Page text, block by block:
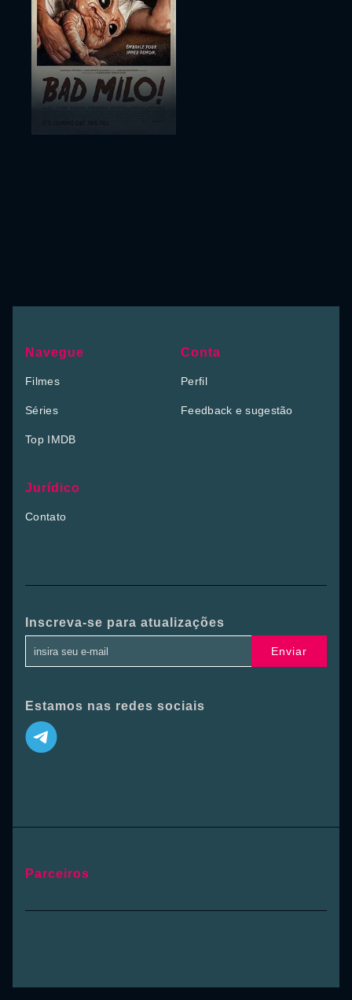
Navegue
Filmes
Séries
Top IMDB
Conta
Perfil
Feedback e sugestão
Jurídico
Contato
Inscreva-se para atualizações
Enviar
Estamos nas redes sociais
Parceiros